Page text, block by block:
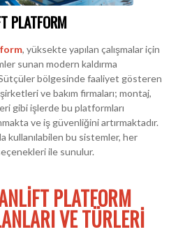
PLATFORM
, yüksekte yapılan çalışmalar için
sunan modern kaldırma
bölgesinde faaliyet gösteren
ve bakım firmaları; montaj,
gibi işlerde bu platformları
ve iş güvenliğini artırmaktadır.
kullanılabilen bu sistemler, her
ile sunulur.
PLATFORM
VE TÜRLERI